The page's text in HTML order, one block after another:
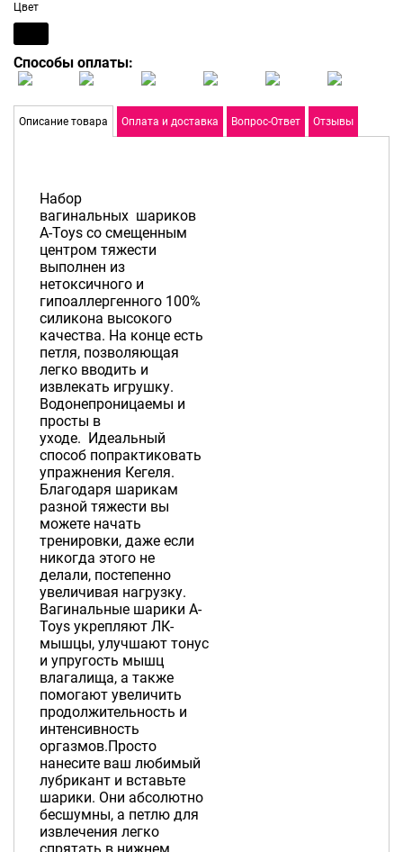
Цвет
Способы оплаты:
Описание товара Оплата и доставка Вопрос-Ответ Отзывы
Набор
вагинальных шариков
A-Toys со смещенным
центром тяжести
выполнен из
нетоксичного и
гипоаллергенного 100%
силикона высокого
качества. На конце есть
петля, позволяющая
легко вводить и
извлекать игрушку.
Водонепроницаемы и
просты в
уходе. Идеальный
способ попрактиковать
упражнения Кегеля.
Благодаря шарикам
разной тяжести вы
можете начать
тренировки, даже если
никогда этого не
делали, постепенно
увеличивая нагрузку.
Вагинальные шарики А-
Toys укрепляют ЛК-
мышцы, улучшают тонус
и упругость мышц
влагалища, а также
помогают увеличить
продолжительность и
интенсивность
оргазмов.Просто
нанесите ваш любимый
лубрикант и вставьте
шарики. Они абсолютно
бесшумны, а петлю для
извлечения легко
спрятать в нижнем